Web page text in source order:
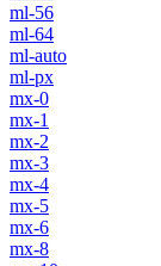
ml-56
ml-64
ml-auto
ml-px
mx-0
mx-1
mx-2
mx-3
mx-4
mx-5
mx-6
mx-8